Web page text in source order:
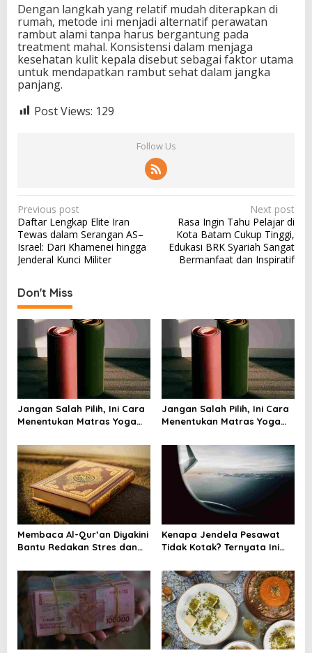
Dengan langkah yang relatif mudah diterapkan di
rumah, metode ini menjadi alternatif perawatan
rambut alami tanpa harus bergantung pada
treatment mahal. Konsistensi dalam menjaga
kesehatan kulit kepala disebut sebagai faktor utama
untuk mendapatkan rambut sehat dalam jangka
panjang.
Post Views: 129
Follow Us
P
o
s
t
n
a
v
i
g
t
i
o
n
Previous post
Daftar Lengkap Elite Iran
Tewas dalam Serangan AS–
Israel: Dari Khamenei hingga
Jenderal Kunci Militer
Next post
Rasa Ingin Tahu Pelajar di
Kota Batam Cukup Tinggi,
Edukasi BRK Syariah Sangat
Bermanfaat dan Inspiratif
Don't Miss
Jangan Salah Pilih, Ini Cara
Menentukan Matras Yoga
Jangan Salah Pilih, Ini Cara
Menentukan Matras Yoga
Membaca Al-Qur’an Diyakini
Bantu Redakan Stres dan
Kenapa Jendela Pesawat
Tidak Kotak? Ternyata Ini